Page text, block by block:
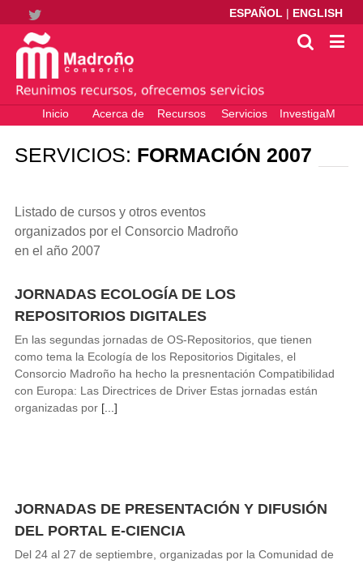
ESPAÑOL | ENGLISH
Twitter
Inicio Acerca de
Recursos
electrónicos
Servicios
InvestigaM
– Ciencia
Abierta
SERVICIOS: FORMACIÓN 2007
Listado de cursos y otros eventos
organizados por el Consorcio Madroño
en el año 2007
JORNADAS ECOLOGÍA DE LOS
REPOSITORIOS DIGITALES
En las segundas jornadas de OS-Repositorios, que tienen
como tema la Ecología de los Repositorios Digitales, el
Consorcio Madroño ha hecho la presnentación Compatibilidad
con Europa: Las Directrices de Driver Estas jornadas están
organizadas por [...]
JORNADAS DE PRESENTACIÓN Y DIFUSIÓN
DEL PORTAL E-CIENCIA
Del 24 al 27 de septiembre, organizadas por la Comunidad de